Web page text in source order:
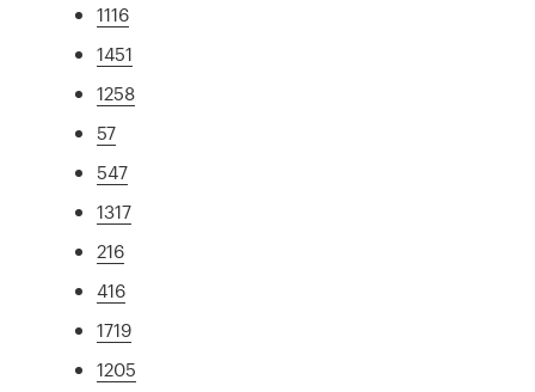
1116
1451
1258
57
547
1317
216
416
1719
1205